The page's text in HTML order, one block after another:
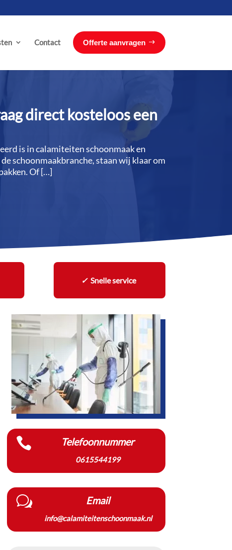
Contact Offerte aanvragen
direct kosteloos een
is in calamiteiten schoonmaak en
schoonmaakbranche, staan wij klaar om
Of […]
✓Snelle service
 Telefoonnummer
0615544199
w Email
info@calamiteitenschoonmaak.nl